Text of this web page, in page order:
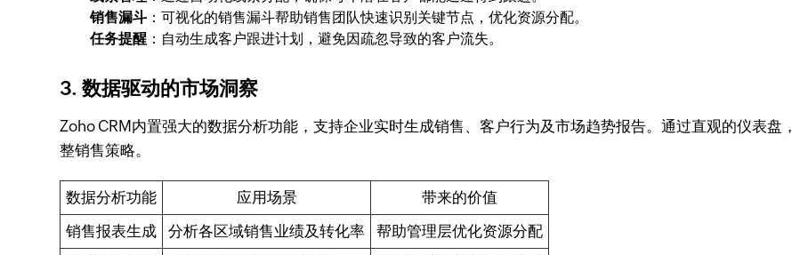
销售漏斗 ：可视化的销售漏斗帮助销售团队快速识别关键节点，优化资源分配。
任务提醒 ：自动生成客户跟进计划，避免因疏忽导致的客户流失。
3.数据驱动的市场洞察
Zoho CRM内置强大的数据分析功能，支持企业实时生成销售、客户行为及市场趋势报告。通过直观的仪表
整销售策略。
数据分析功能 应用场景
带来的价值
销售报表生成
分析各区域销售业绩及转化率
帮助管理层优化资源分配